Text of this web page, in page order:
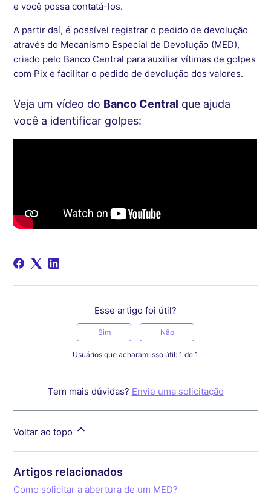
e você possa contatá-los.
A partir daí, é possível registrar o pedido de devolução
através do Mecanismo Especial de Devolução (MED),
criado pelo Banco Central para auxiliar vítimas de golpes
com Pix e facilitar o pedido de devolução dos valores.
Veja um vídeo do Banco Central que ajuda
você a identificar golpes:
Esse artigo foi útil?
Sim Não
Usuários que acharam isso útil: 1 de 1
Tem mais dúvidas? Envie uma solicitação
Voltar ao topo
Artigos relacionados
Como solicitar a abertura de um MED?